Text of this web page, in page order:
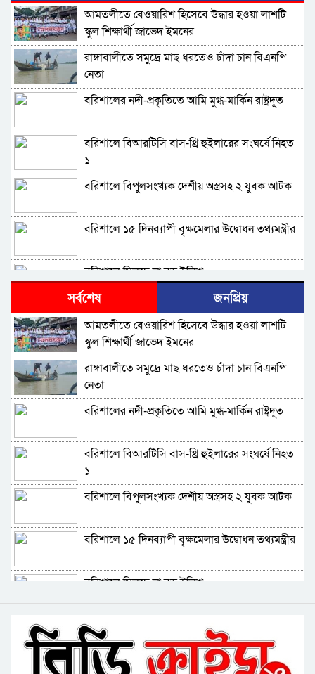
আমতলীতে বেওয়ারিশ হিসেবে উদ্ধার হওয়া লাশটি
স্কুল শিক্ষার্থী জাভেদ ইমনের
রাঙ্গাবালীতে সমু‌দ্রে মাছ ধরতেও চাঁদা চান বিএনপি
নেতা
বরিশালের নদী-প্রকৃতিতে আমি মুগ্ধ-মার্কিন রাষ্ট্রদূত
বরিশালে বিআরটিসি বাস-থ্রি হুইলারের সংঘর্ষে নিহত
১
বরিশালে বিপুলসংখ্যক দেশীয় অস্ত্রসহ ২ যুবক আটক
বরিশালে ১৫ দিনব্যাপী বৃক্ষমেলার উদ্বোধন তথ্যমন্ত্রীর
বরিশালে মিলছে না বড় ইলিশ
বিএনপি নেতাকর্মীদের ‘খাই খাই’ বন্ধের আহ্বান এমপি
জামালের
বরিশালে খাদ্যবান্ধব কর্মসূচির তালিকায় বিএনপি
নেতার স্ত্রীর নাম
বরিশালে পুকুরে ডুবে দেড় বছরের শিশুর মৃত্যু
বঙ্গোপসাগরের এক রূপচাঁদার দাম ৪ হাজার টাকায়
বরিশালে বাল্কহেডের ধাক্কায় সেতু ধস, চলাচল বন্ধ
বিএমপির ২২তম কমিশনার হিসেবে যোগ দিলেন আবু
রায়হান মুহম্মদ সালেহ
বরিশাল থেকে যেন কোনো রোগীকে ঢাকায় যেতে না
হাজার টাকা জরিমানা
সর্বশেষ জনপ্রিয়
আমতলীতে বেওয়ারিশ হিসেবে উদ্ধার হওয়া লাশটি
স্কুল শিক্ষার্থী জাভেদ ইমনের
রাঙ্গাবালীতে সমু‌দ্রে মাছ ধরতেও চাঁদা চান বিএনপি
নেতা
বরিশালের নদী-প্রকৃতিতে আমি মুগ্ধ-মার্কিন রাষ্ট্রদূত
বরিশালে বিআরটিসি বাস-থ্রি হুইলারের সংঘর্ষে নিহত
১
বরিশালে বিপুলসংখ্যক দেশীয় অস্ত্রসহ ২ যুবক আটক
বরিশালে ১৫ দিনব্যাপী বৃক্ষমেলার উদ্বোধন তথ্যমন্ত্রীর
বরিশালে মিলছে না বড় ইলিশ
বিএনপি নেতাকর্মীদের ‘খাই খাই’ বন্ধের আহ্বান এমপি
জামালের
বরিশালে খাদ্যবান্ধব কর্মসূচির তালিকায় বিএনপি